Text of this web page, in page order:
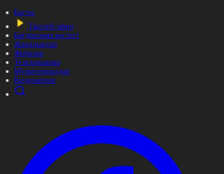
Басты
Тікелей эфир
Бағдарлама кестесі
Жаңалықтар
Жобалар
Телехикаялар
Мультсериалдар
Видеоархив